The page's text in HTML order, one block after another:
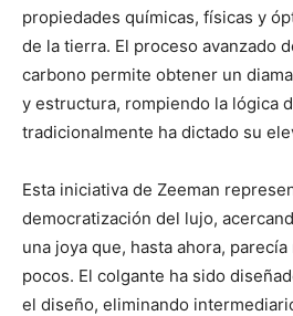
propiedades químicas, físicas y
de la tierra. El proceso avanzado
carbono permite obtener un
y estructura, rompiendo la lógica
tradicionalmente ha dictado su
Esta iniciativa de Zeeman
democratización del lujo,
una joya que, hasta ahora,
pocos. El colgante ha sido
el diseño, eliminando